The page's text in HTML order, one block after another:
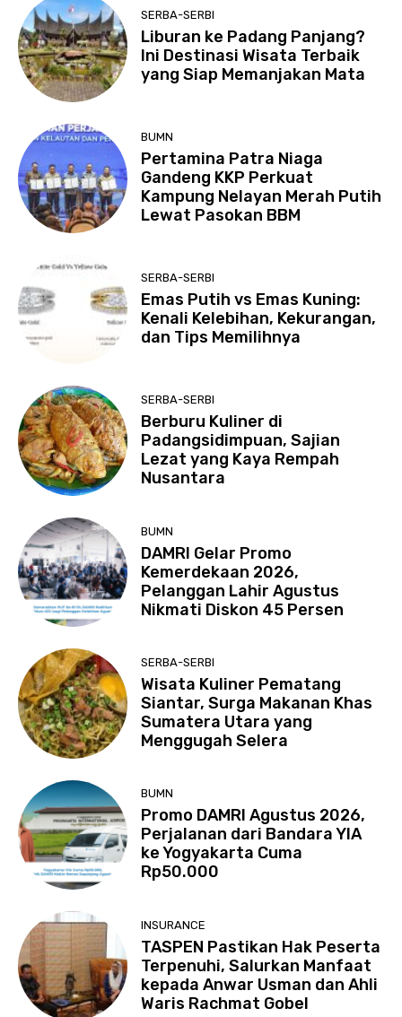
SERBA-SERBI
Liburan ke Padang Panjang?
Ini Destinasi Wisata Terbaik
yang Siap Memanjakan Mata
BUMN
Pertamina Patra Niaga
Gandeng KKP Perkuat
Kampung Nelayan Merah Putih
Lewat Pasokan BBM
SERBA-SERBI
Emas Putih vs Emas Kuning:
Kenali Kelebihan, Kekurangan,
dan Tips Memilihnya
SERBA-SERBI
Berburu Kuliner di
Padangsidimpuan, Sajian
Lezat yang Kaya Rempah
Nusantara
BUMN
DAMRI Gelar Promo
Kemerdekaan 2026,
Pelanggan Lahir Agustus
Nikmati Diskon 45 Persen
SERBA-SERBI
Wisata Kuliner Pematang
Siantar, Surga Makanan Khas
Sumatera Utara yang
Menggugah Selera
BUMN
Promo DAMRI Agustus 2026,
Perjalanan dari Bandara YIA
ke Yogyakarta Cuma
Rp50.000
INSURANCE
TASPEN Pastikan Hak Peserta
Terpenuhi, Salurkan Manfaat
kepada Anwar Usman dan Ahli
Waris Rachmat Gobel